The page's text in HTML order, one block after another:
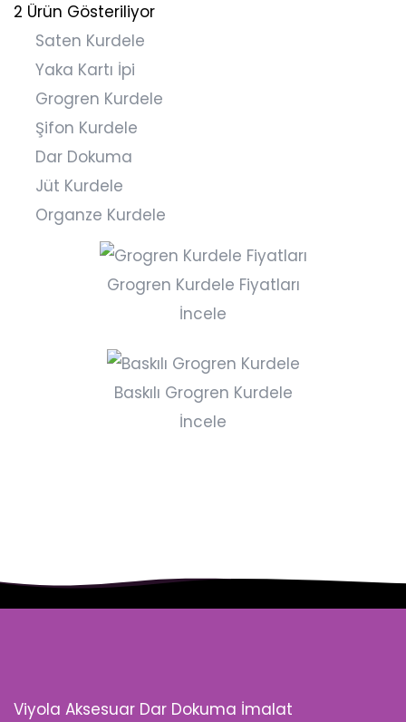
2 Ürün Gösteriliyor
Saten Kurdele
Yaka Kartı İpi
Grogren Kurdele
Şifon Kurdele
Dar Dokuma
Jüt Kurdele
Organze Kurdele
Grogren Kurdele Fiyatları
İncele
Baskılı Grogren Kurdele
İncele
Viyola Aksesuar Dar Dokuma İmalat